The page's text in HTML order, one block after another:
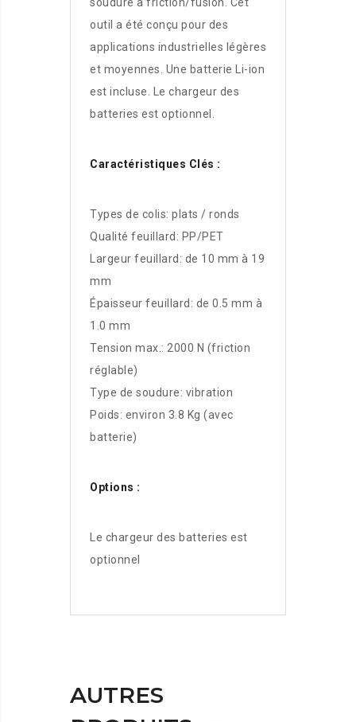
outil a été conçu pour des
applications industrielles légères
et moyennes. Une batterie Li-ion
est incluse. Le chargeur des
batteries est optionnel.
Caractéristiques Clés :
Types de colis: plats / ronds
Qualité feuillard: PP/PET
Largeur feuillard: de 10 mm à 19
mm
Épaisseur feuillard: de 0.5 mm à
1.0 mm
Tension max.: 2000 N (friction
réglable)
Type de soudure: vibration
Poids: environ 3.8 Kg (avec
batterie)
Options :
Le chargeur des batteries est
optionnel
AUTRES